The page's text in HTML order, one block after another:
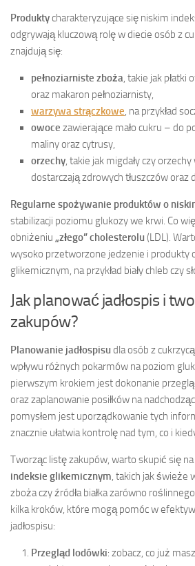
Produktycharakteryzujące się niskim
odgrywają kluczową rolę w diecie osób z
znajdują się:
pełnoziarniste zboża, takie jak płatki
oraz makaron pełnoziarnisty,
warzywa strączkowe, na przykład
owoce zawierające mało cukru – do
maliny oraz cytrusy,
orzechy, takie jak migdały czy orzechy
dostarczają zdrowych tłuszczów oraz
Regularne spożywanie produktów o
stabilizacji poziomu glukozy we krwi. Co
obniżeniu „złego” cholesterolu(LDL).
wysoko przetworzone jedzenie i produkty
glikemicznym, na przykład biały chleb czy
Jak planować jadłospis i
zakupów?
Planowanie jadłospisudla osób z
wpływu różnych pokarmów na poziom
pierwszym krokiem jest dokonanie
oraz zaplanowanie posiłków na
pomysłem jest uporządkowanie tych
znacznie ułatwia kontrolę nad tym, co i
Tworząc listę zakupów, warto skupić się
indeksie glikemicznym, takich jak świeże
zboża czy źródła białka zarówno
kilka kroków, które mogą pomóc w
jadłospisu:
Przegląd lodówki: zobacz, co już